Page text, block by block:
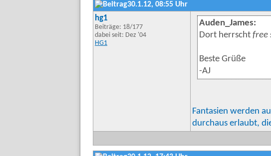
30.1.12, 08:55 Uhr
hg1
Beiträge: 18/177
dabei seit: Dez '04
HG1
Auden_James:
Dort herrscht free
Beste Grüße
-AJ
Fantasien werden
durchaus erlaubt,